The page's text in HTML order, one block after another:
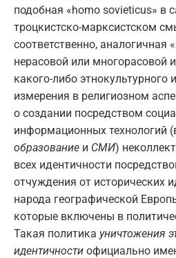
подобная «homo sovieticus» в
троцкистско-марксистском
соответственно, аналогичная
нерасовой или многорасовой
какого-либо этнокультурного
измерения в религиозном
о создании посредством
информационных технологий
образование и СМИ)
всех идентичности
отчуждения от исторических
народа географической
которые включены в
Такая политика уничтожения
идентичности официально